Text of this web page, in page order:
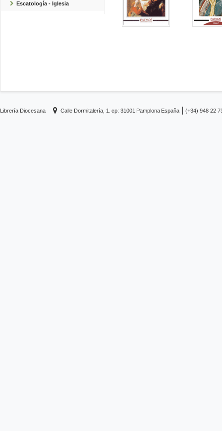
Escatología - Iglesia
Librería Diocesana Calle Dormitalería, 1. cp: 31001 Pamplona España (+34) 948 22